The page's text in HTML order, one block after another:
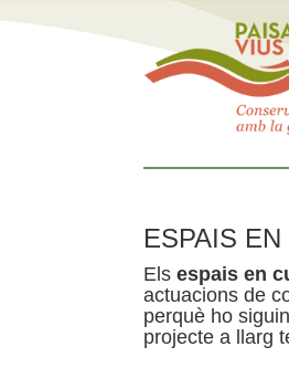
ESPAIS
Els espais en
actuacions de
perquè ho
projecte a llarg